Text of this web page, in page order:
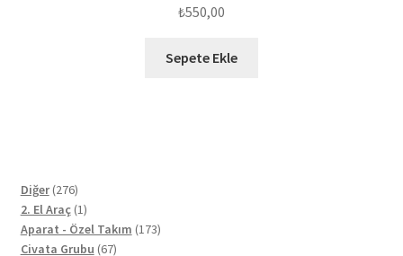
₺550,00
Sepete Ekle
Diğer 276276
ürün
2. El Araç 11
ürün
Aparat - Özel Takım 173173
Civata Grubu 6767